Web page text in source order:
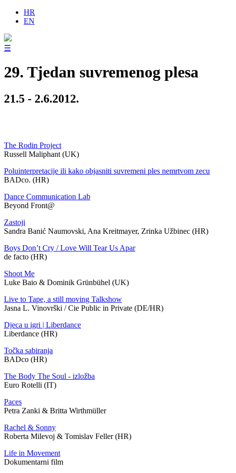
HR
EN
☰
29. Tjedan suvremenog plesa
21.5 - 2.6.2012.
The Rodin Project
Russell Maliphant (UK)
Poluinterpretacije ili kako objasniti suvremeni ples nemrtvom zecu
BADco. (HR)
Dance Communication Lab
Beyond Front@
Zastoji
Sandra Banić Naumovski, Ana Kreitmayer, Zrinka Užbinec (HR)
Boys Don’t Cry / Love Will Tear Us Apar
de facto (HR)
Shoot Me
Luke Baio & Dominik Grünbühel (UK)
Live to Tape, a still moving Talkshow
Jasna L. Vinovrški / Cie Public in Private (DE/HR)
Djeca u igri | Liberdance
Liberdance (HR)
Točka sabiranja
BADco (HR)
The Body The Soul - izložba
Euro Rotelli (IT)
Paces
Petra Zanki & Britta Wirthmüller
Rachel & Sonny
Roberta Milevoj & Tomislav Feller (HR)
Life in Movement
Dokumentarni film